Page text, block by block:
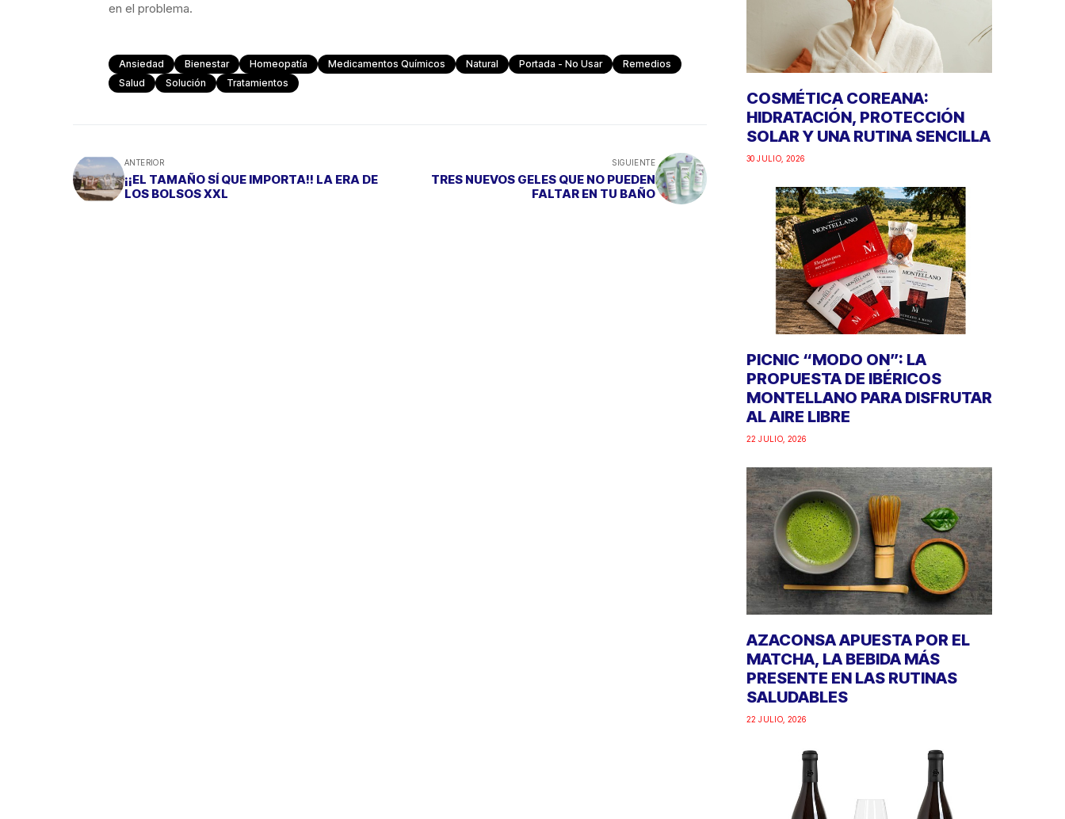
en el problema.
Ansiedad Bienestar Homeopatía Medicamentos Químicos Natural Portada - No Usar
Remedios
Salud
Solución Tratamientos
ANTERIOR
¡¡EL TAMAÑO SÍ QUE IMPORTA!! LA ERA DE
LOS BOLSOS XXL
SIGUIENTE
TRES NUEVOS GELES QUE NO PUEDEN
FALTAR EN TU BAÑO
COSMÉTICA COREANA:
HIDRATACIÓN, PROTECCIÓN
SOLAR Y UNA RUTINA SENCILLA
30 JULIO, 2026
PICNIC “MODO ON”: LA
PROPUESTA DE IBÉRICOS
MONTELLANO PARA DISFRUTAR
AL AIRE LIBRE
22 JULIO, 2026
AZACONSA APUESTA POR EL
MATCHA, LA BEBIDA MÁS
PRESENTE EN LAS RUTINAS
SALUDABLES
22 JULIO, 2026